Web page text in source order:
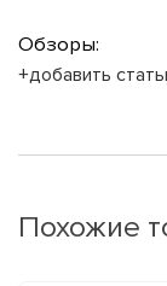
Обзоры:
+добавить
Похожие